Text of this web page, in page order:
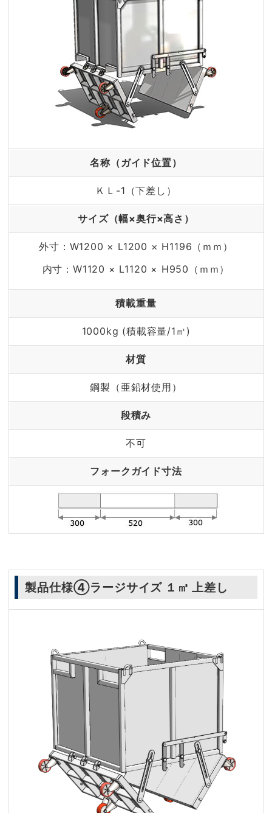
名称（ガイド位置）
ＫＬ-1（下差し）
サイズ（幅×奥行×高さ）
外寸：W1200 × L1200 × H1196（ｍｍ）
内寸：W1120 × L1120 × H950（ｍｍ）
積載重量
1000kg (積載容量/1㎥)
材質
鋼製（亜鉛材使用）
段積み
不可
フォークガイド寸法
製品仕様④ラージサイズ １㎥ 上差し